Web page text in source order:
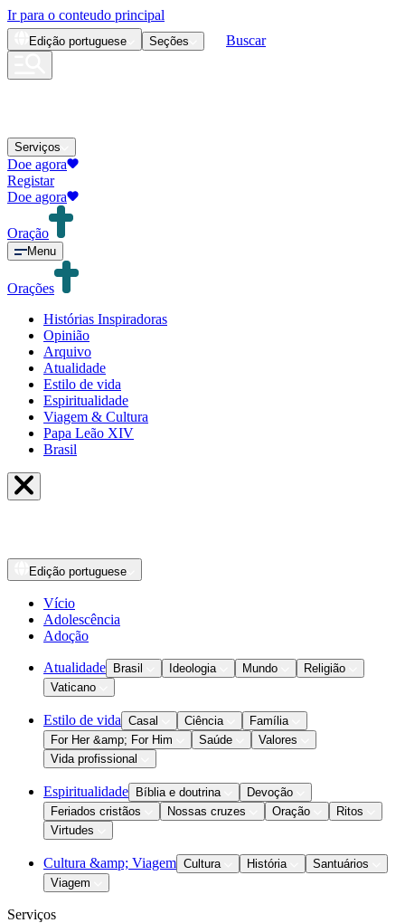
Ir para o conteudo principal
Edição portuguese Seções Buscar
Serviços
Doe agora
Registar
Doe agora
Oração
Menu
Orações
Histórias Inspiradoras
Opinião
Arquivo
Atualidade
Estilo de vida
Espiritualidade
Viagem & Cultura
Papa Leão XIV
Brasil
Edição portuguese
Vício
Adolescência
Adoção
Atualidade Brasil Ideologia Mundo
Religião
Vaticano
Estilo de vida Casal Ciência
Família
For Her &amp; For Him
Saúde
Valores
Vida profissional
Espiritualidade Bíblia e doutrina
Devoção
Feriados cristãos
Nossas cruzes Oração
Ritos
Virtudes
Cultura &amp; Viagem Cultura História
Santuários
Viagem
Serviços